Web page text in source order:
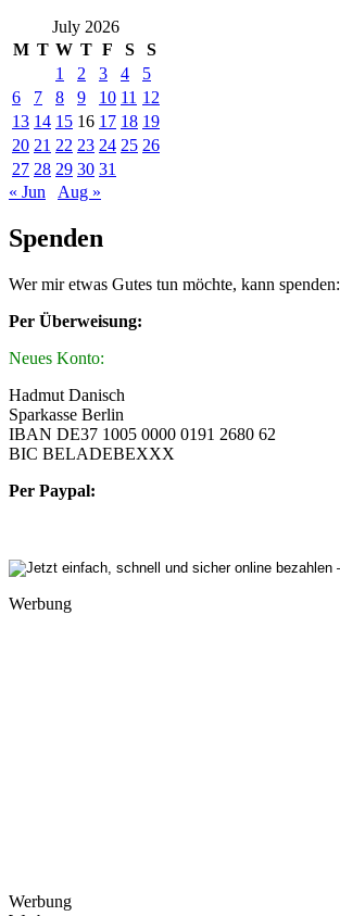
July 2026
M T W T F S
S
1
2 3 4
5
6
7 8 9 10 11 12
13 14 15 16 17 18 19
20 21 22 23 24 25 26
27 28 29 30 31
« Jun
Aug »
Spenden
Wer mir etwas Gutes tun möchte, kann spenden:
Per Überweisung:
Neues Konto:
Hadmut Danisch
Sparkasse Berlin
IBAN DE37 1005 0000 0191 2680 62
BIC BELADEBEXXX
Per Paypal:
Werbung
Werbung